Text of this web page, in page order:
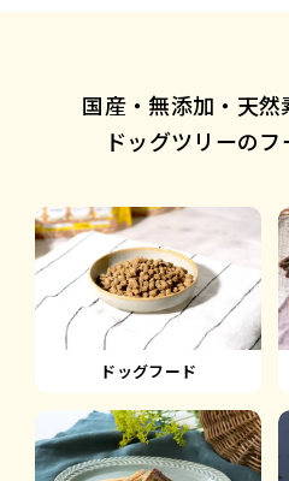
国産・無添加・天
ドッグツリーのフ
ドッグフード